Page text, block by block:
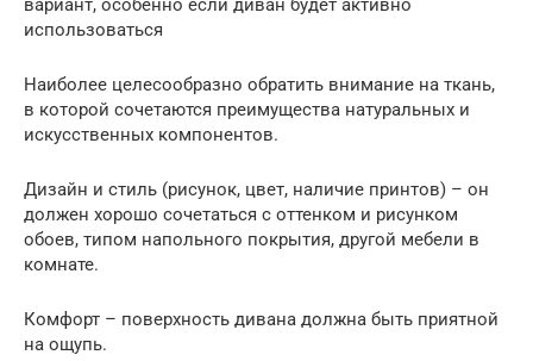
вариант, особенно если диван будет активно
использоваться
Наиболее целесообразно обратить внимание на ткань,
в которой сочетаются преимущества натуральных и
искусственных компонентов.
Дизайн и стиль (рисунок, цвет, наличие принтов) – он
должен хорошо сочетаться с оттенком и рисунком
обоев, типом напольного покрытия, другой мебели в
комнате.
Комфорт – поверхность дивана должна быть приятной
на ощупь.